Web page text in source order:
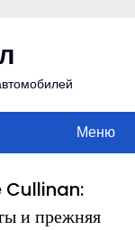
Меню
Cullinan:
и прежняя